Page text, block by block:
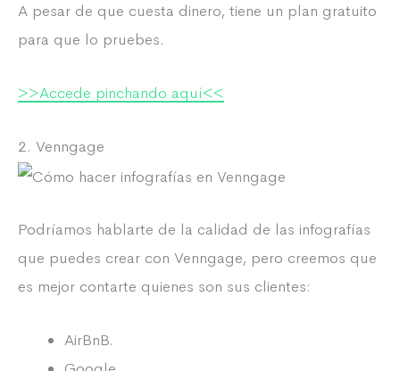
A pesar de que cuesta dinero, tiene un plan gratuito
para que lo pruebes.
>>Accede pinchando aquí<<
2. Venngage
Podríamos hablarte de la calidad de las infografías
que puedes crear con Venngage, pero creemos que
es mejor contarte quienes son sus clientes:
AirBnB.